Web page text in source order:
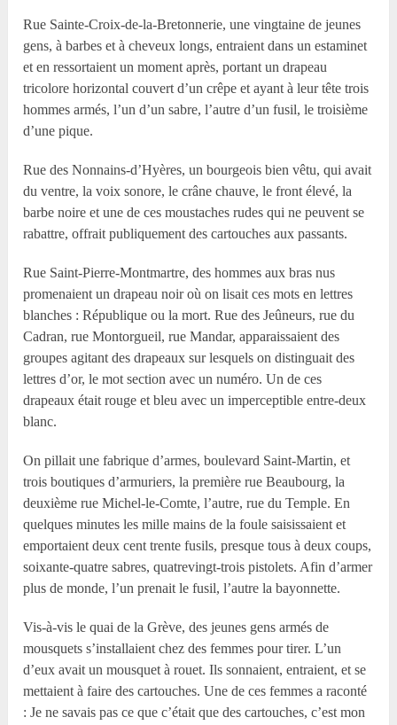
Rue Sainte-Croix-de-la-Bretonnerie, une vingtaine de jeunes
gens, à barbes et à cheveux longs, entraient dans un estaminet
et en ressortaient un moment après, portant un drapeau
tricolore horizontal couvert d’un crêpe et ayant à leur tête trois
hommes armés, l’un d’un sabre, l’autre d’un fusil, le troisième
d’une pique.
Rue des Nonnains-d’Hyères, un bourgeois bien vêtu, qui avait
du ventre, la voix sonore, le crâne chauve, le front élevé, la
barbe noire et une de ces moustaches rudes qui ne peuvent se
rabattre, offrait publiquement des cartouches aux passants.
Rue Saint-Pierre-Montmartre, des hommes aux bras nus
promenaient un drapeau noir où on lisait ces mots en lettres
blanches : République ou la mort. Rue des Jeûneurs, rue du
Cadran, rue Montorgueil, rue Mandar, apparaissaient des
groupes agitant des drapeaux sur lesquels on distinguait des
lettres d’or, le mot section avec un numéro. Un de ces
drapeaux était rouge et bleu avec un imperceptible entre-deux
blanc.
On pillait une fabrique d’armes, boulevard Saint-Martin, et
trois boutiques d’armuriers, la première rue Beaubourg, la
deuxième rue Michel-le-Comte, l’autre, rue du Temple. En
quelques minutes les mille mains de la foule saisissaient et
emportaient deux cent trente fusils, presque tous à deux coups,
soixante-quatre sabres, quatrevingt-trois pistolets. Afin d’armer
plus de monde, l’un prenait le fusil, l’autre la bayonnette.
Vis-à-vis le quai de la Grève, des jeunes gens armés de
mousquets s’installaient chez des femmes pour tirer. L’un
d’eux avait un mousquet à rouet. Ils sonnaient, entraient, et se
mettaient à faire des cartouches. Une de ces femmes a raconté
: Je ne savais pas ce que c’était que des cartouches, c’est mon